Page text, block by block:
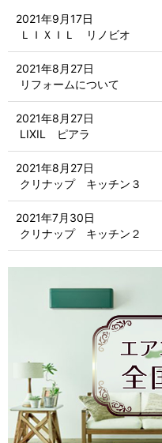
ＬＩＸＩＬ リノビオ
2021年9月17日
リフォームについて
2021年8月27日
LIXIL ピアラ
2021年8月27日
クリナップ キッチン３
2021年8月27日
クリナップ キッチン２
2021年7月30日